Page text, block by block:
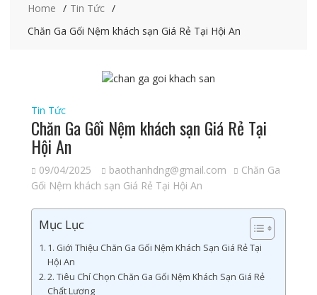
Home
Tin Tức
Chăn Ga Gối Nệm khách sạn Giá Rẻ Tại Hội An
Tin Tức
Chăn Ga Gối Nệm khách sạn Giá Rẻ Tại
Hội An
09/04/2025 baothanhdng@gmail.com
Chăn Ga
Gối Nệm khách sạn Giá Rẻ Tại Hội An
Mục Lục
1. Giới Thiệu Chăn Ga Gối Nệm Khách Sạn Giá Rẻ Tại
Hội An
2. Tiêu Chí Chọn Chăn Ga Gối Nệm Khách Sạn Giá Rẻ
Chất Lượng